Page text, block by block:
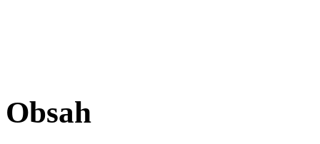
Obsah